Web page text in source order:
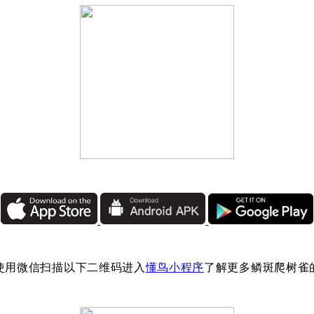
用微信扫描以下二维码进入懂鸟小程序了解更多鳞斑爬树雀